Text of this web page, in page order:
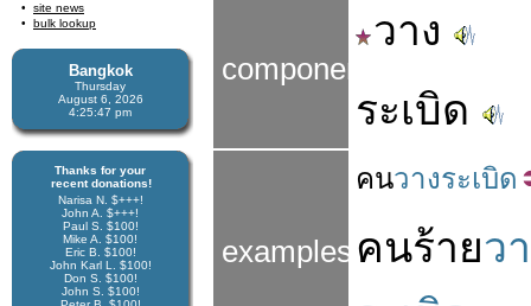
site news
bulk lookup
Bangkok
Thursday
August 6, 2026
4:25:47 pm
Thanks for your
recent donations!
Narisa N. $+++!
John A. $+++!
Paul S. $100!
Mike A. $100!
Eric B. $100!
John Karl L. $100!
Don S. $100!
John S. $100!
components
วาง
ระเบิด
examples
คนวางระเบิด
คนร้ายว